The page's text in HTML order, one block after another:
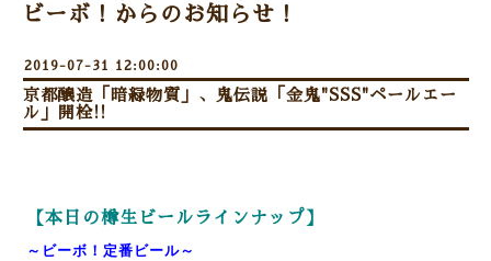
ビーボ！からのお知らせ！
2019-07-31 12:00:00
京都醸造「暗緑物質」、鬼伝説「金鬼"SSS"ペールエー
ル」開栓!!
【本日の樽生ビールラインナップ】
～ビーボ！定番ビール～